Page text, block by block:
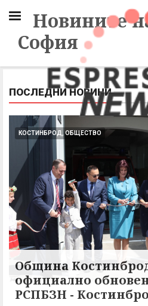
Новините
София
ПОСЛЕДНИ НОВИНИ
КОСТИНБРОД, ОБЩЕСТВО
Община
официално
РСПБЗН -